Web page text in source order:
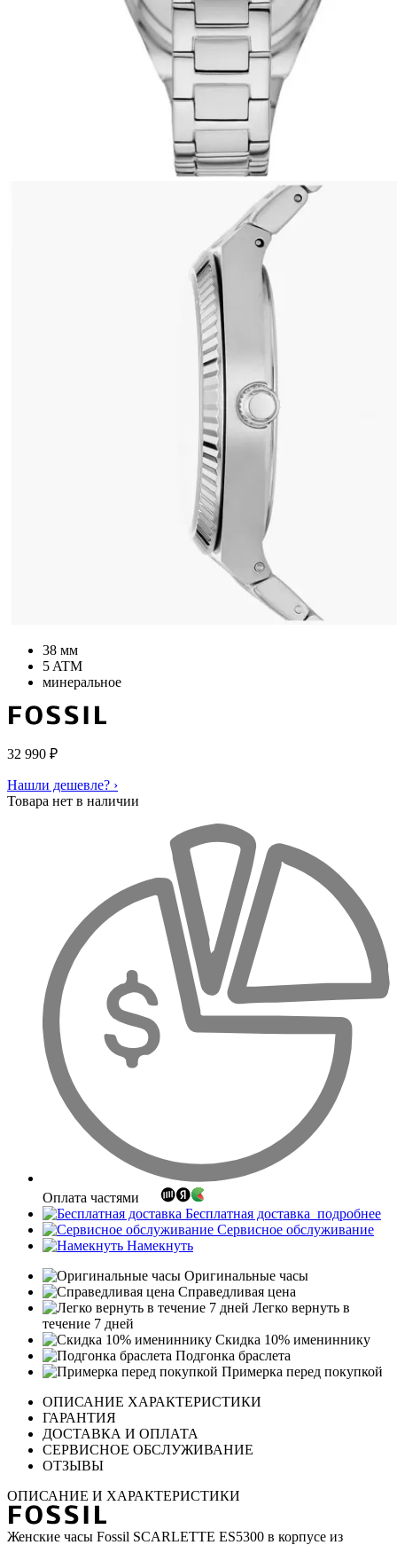
38 мм
5 ATM
минеральное
32 990 ₽
Нашли дешевле? ›
Товара нет в наличии
Оплата частями
Бесплатная доставка подробнее
Сервисное обслуживание
Намекнуть
Оригинальные часы
Справедливая цена
Легко вернуть в
течение 7 дней
Скидка 10% имениннику
Подгонка браслета
Примерка перед покупкой
ОПИСАНИЕ ХАРАКТЕРИСТИКИ
ГАРАНТИЯ
ДОСТАВКА И ОПЛАТА
СЕРВИСНОЕ ОБСЛУЖИВАНИЕ
ОТЗЫВЫ
ОПИСАНИЕ И ХАРАКТЕРИСТИКИ
Женские часы Fossil SCARLETTE ES5300 в корпусе из